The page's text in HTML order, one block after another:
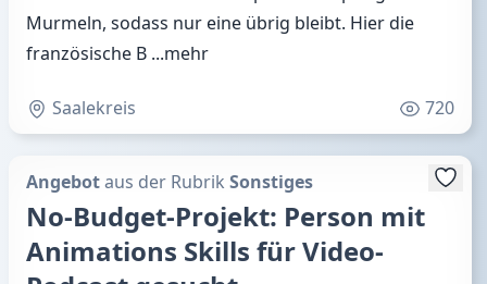
Murmeln, sodass nur eine übrig bleibt. Hier die
französische B ...mehr
Saalekreis 720
Angebotaus der Rubrik Sonstiges
No-Budget-Projekt: Person mit
Animations Skills für Video-